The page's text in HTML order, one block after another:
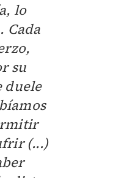
lo
Cada
su
duele
(...)